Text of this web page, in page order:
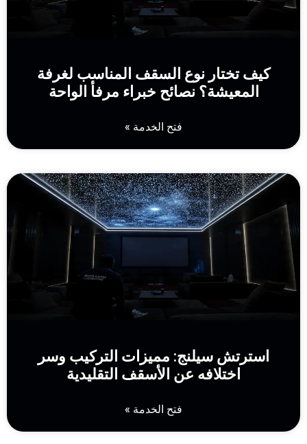
كيف تختار نوع السقف المناسب لغرفة
المعيشة؟ نصائح خبراء مرفأ الواحة
فتح الخدمة »
استرتش سيلنج: مميزات التركيب وسر
اختلافه عن الأسقف التقليدية
فتح الخدمة »